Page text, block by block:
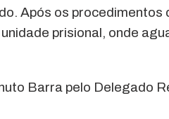
Após os procedimentos
prisional, onde
Barra pelo Delegado